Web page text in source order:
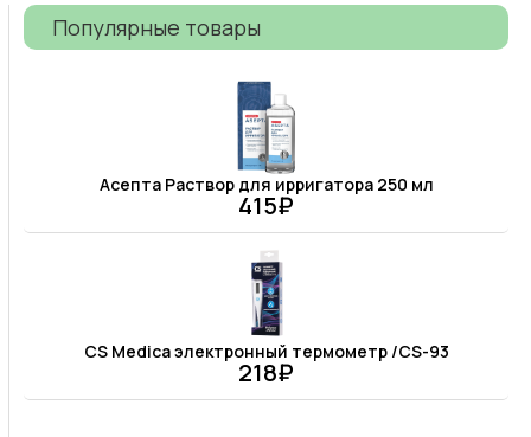
Популярные товары
Асепта Раствор для ирригатора 250 мл
415₽
CS Medica электронный термометр /CS-93
218₽